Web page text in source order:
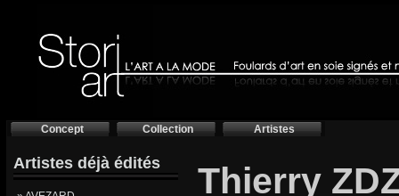
Concept Collection Artistes
Artistes déjà édités Thierry